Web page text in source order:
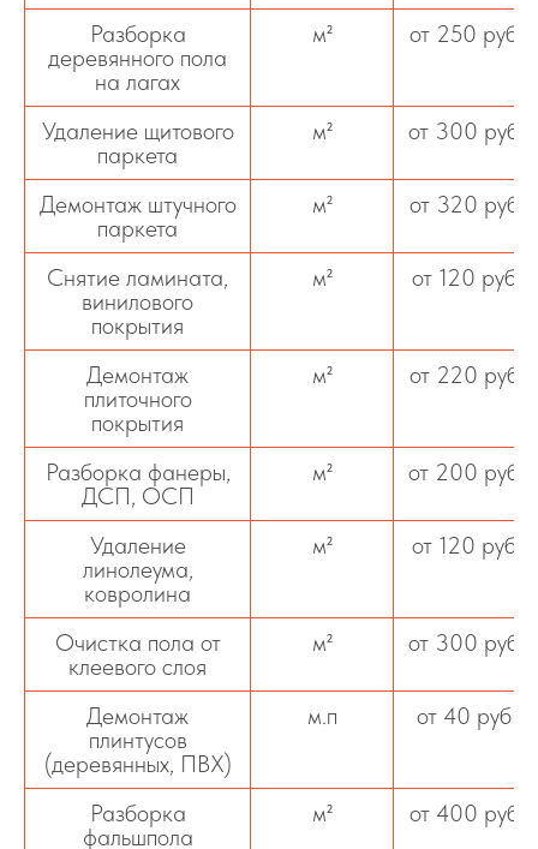
Разборка
деревянного пола
на лагах
м² от 250 руб
Удаление щитового
паркета
м² от 300 руб
Демонтаж штучного
паркета
м² от 320 руб
Снятие ламината,
винилового
покрытия
м² от 120 руб
Демонтаж
плиточного
покрытия
м² от 220 руб
Разборка фанеры,
ДСП, ОСП
м² от 200 руб
Удаление
линолеума,
ковролина
м² от 120 руб
Очистка пола от
клеевого слоя
м² от 300 руб
Демонтаж
плинтусов
(деревянных, ПВХ)
м.п от 40 руб
Разборка
фальшпола
м² от 400 руб